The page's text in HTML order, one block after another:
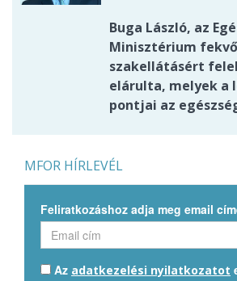
Buga László, az
Minisztérium
szakellátásért
elárulta, melyek a
pontjai az
MFOR HÍRLEVÉL
Feliratkozáshoz adja meg email
Az adatkezelési nyilatkozatot